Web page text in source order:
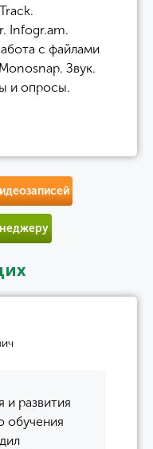
Infogr.am.
с файлами
Звук.
и опросы.
развития
обучения